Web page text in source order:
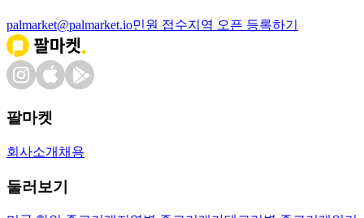
palmarket@palmarket.io민원 접수지역 오픈 등록하기
팔마켓
회사소개 채용
둘러보기